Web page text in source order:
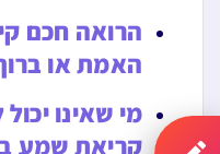
הרואה חכם
האמת או
מי שאינו
קריאת שמע